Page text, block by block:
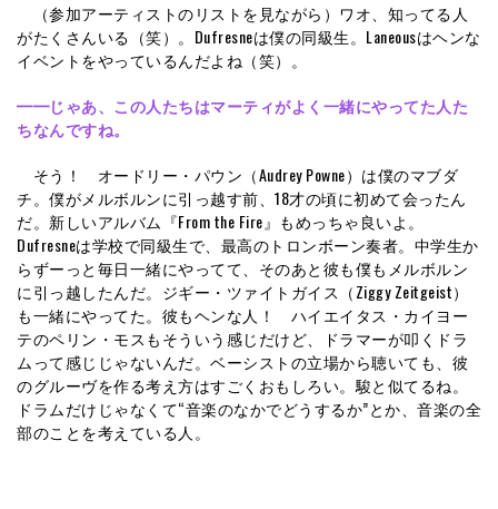
（参加アーティストのリストを見ながら）ワオ、知ってる人
がたくさんいる（笑）。Dufresneは僕の同級生。Laneousはヘンな
イベントをやっているんだよね（笑）。
━━じゃあ、この人たちはマーティがよく一緒にやってた人た
ちなんですね。
そう！ オードリー・パウン（Audrey Powne）は僕のマブダ
チ。僕がメルボルンに引っ越す前、18才の頃に初めて会ったん
だ。新しいアルバム『From the Fire』もめっちゃ良いよ。
Dufresneは学校で同級生で、最高のトロンボーン奏者。中学生か
らずーっと毎日一緒にやってて、そのあと彼も僕もメルボルン
に引っ越したんだ。ジギー・ツァイトガイス（Ziggy Zeitgeist）
も一緒にやってた。彼もヘンな人！ ハイエイタス・カイヨー
テのペリン・モスもそういう感じだけど、ドラマーが叩くドラ
ムって感じじゃないんだ。ベーシストの立場から聴いても、彼
のグルーヴを作る考え方はすごくおもしろい。駿と似てるね。
ドラムだけじゃなくて“音楽のなかでどうするか”とか、音楽の全
部のことを考えている人。